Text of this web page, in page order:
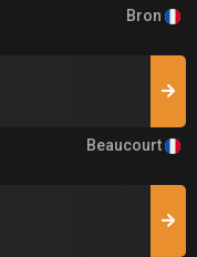
Bron
Beaucourt